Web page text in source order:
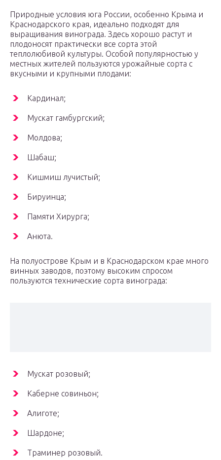
Природные условия юга России, особенно Крыма и
Краснодарского края, идеально подходят для
выращивания винограда. Здесь хорошо растут и
плодоносят практически все сорта этой
теплолюбивой культуры. Особой популярностью у
местных жителей пользуются урожайные сорта с
вкусными и крупными плодами:
Кардинал;
Мускат гамбургский;
Молдова;
Шабаш;
Кишмиш лучистый;
Бируинца;
Памяти Хирурга;
Анюта.
На полуострове Крым и в Краснодарском крае много
винных заводов, поэтому высоким спросом
пользуются технические сорта винограда:
Мускат розовый;
Каберне совиньон;
Алиготе;
Шардоне;
Траминер розовый.